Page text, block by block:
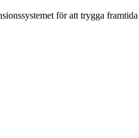
för att trygga framtida